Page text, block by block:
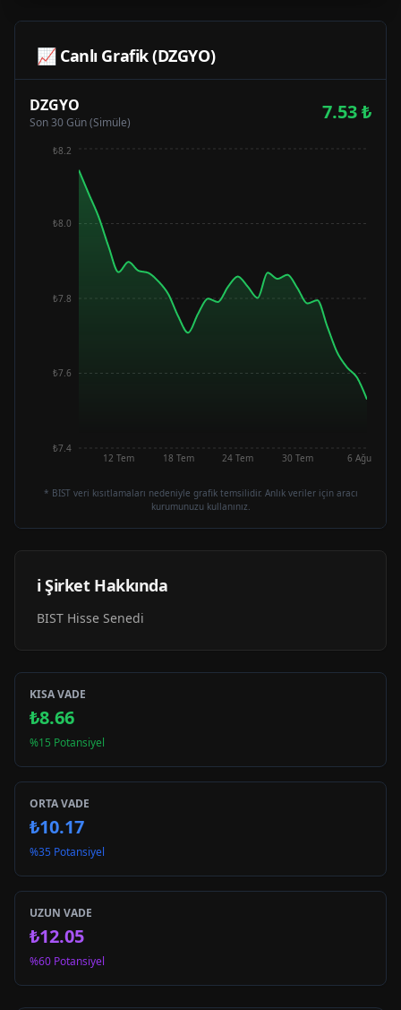
📈 Canlı Grafik (DZGYO)
DZGYO
Son 30 Gün (Simüle) 7.53₺
12 Tem 18 Tem 24 Tem 30 Tem 6 Ağu
₺7.4
₺7.6
₺7.8
₺8.0
₺8.2
* BIST veri kısıtlamaları nedeniyle grafik temsilidir. Anlık veriler için aracı
kurumunuzu kullanınız.
ℹ️ Şirket Hakkında
BIST Hisse Senedi
KISA VADE
₺8.66
%15 Potansiyel
ORTA VADE
₺10.17
%35 Potansiyel
UZUN VADE
₺12.05
%60 Potansiyel